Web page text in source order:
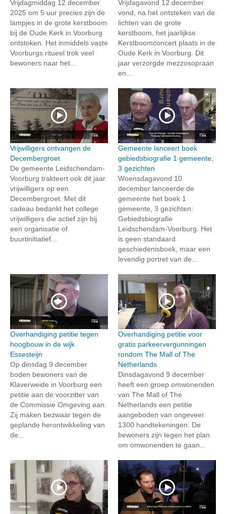
Vrijdagmiddag 12 december
2025 om 5 uur precies zijn de
lampjes in de grote kerstboom
bij de Oude Kerk in Voorburg
ontstoken. Het inmiddels vaste
Voorburgs ritueel trok veel
bewoners naar het...
Vrijdagavond 12 december
vond, na het ontsteken van de
lichten van de grote
kerstboom, het jaarlijkse
Kerstboomconcert plaats in de
Oude Kerk in Voorburg. Dit
jaar verzorgde mezzosopraan
en...
Vrijwilligers ontvangen de
Decembergroet
De gemeente Leidschendam-
Voorburg trakteert ook dit jaar
vrijwilligers op een
Decembergroet. Met dit
cadeau bedankt het college
vrijwilligers die actief zijn bij
een organisatie of
buurtinitiatief...
Gemeente lanceert boek
gebiedsbiografie 1 gemeente,
3 gezichten
Woensdagavond 10
december lanceerde de
gemeente het boek 1
gemeente, 3 gezichten:
Gebiedsbiografie
Leidschendam-Voorburg. Het
is geen standaard
geschiedenisboek, maar een
levendig portret van de...
Overhandiging petitie tegen
hoogbouw in de wijk
Essesteijn
Op dinsdag 9 december
boden bewoners van de
Klaverweide in Voorburg een
petitie aan de voorzitter van
de Commissie Omgeving aan.
Zij maken bezwaar tegen de
geplande herontwikkeling van
de...
Overhandiging petitie voor
gratis parkeervergunningen
rondom The Mall of The
Netherlands
Dinsdagavond 9 december
heeft een groep omwonenden
van The Mall of The
Netherlands een petitie
aangeboden van ongeveer
1300 handtekeningen. De
bewoners zijn tegen het plan
om omwonenden te gaan...